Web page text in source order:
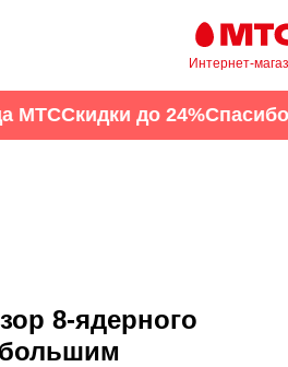
Интернет-
до 24%Спасибо, что вы
8-ядерного